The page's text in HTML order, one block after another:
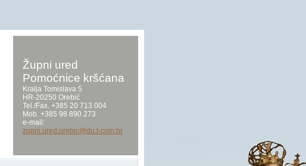
Župni ured
Pomoćnice kršćana
Kralja Tomislava 5
HR-20250 Orebić
Tel./Fax. +385 20 713 004
Mob. +385 98 890 273
e-mail:
zupni.ured.orebic@du.t-com.hr